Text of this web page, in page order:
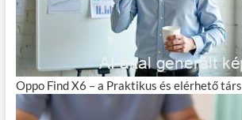
Oppo Find X6 – a Praktikus és elérhető társ